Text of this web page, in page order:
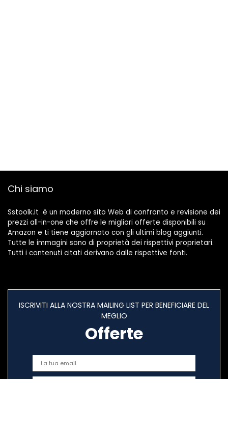
Chi siamo
Sstoolk.it è un moderno sito Web di confronto e revisione dei
prezzi all-in-one che offre le migliori offerte disponibili su
Amazon e ti tiene aggiornato con gli ultimi blog aggiunti.
Tutte le immagini sono di proprietà dei rispettivi proprietari.
Tutti i contenuti citati derivano dalle rispettive fonti.
ISCRIVITI ALLA NOSTRA MAILING LIST PER BENEFICIARE DEL
MEGLIO
Offerte